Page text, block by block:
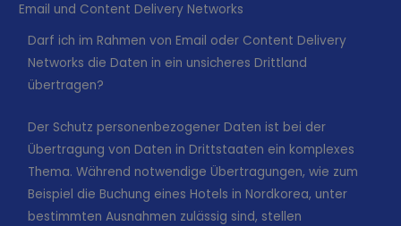
Email und Content Delivery Networks
Darf ich im Rahmen von Email oder Content Delivery
Networks die Daten in ein unsicheres Drittland
übertragen?
Der Schutz personenbezogener Daten ist bei der
Übertragung von Daten in Drittstaaten ein komplexes
Thema. Während notwendige Übertragungen, wie zum
Beispiel die Buchung eines Hotels in Nordkorea, unter
bestimmten Ausnahmen zulässig sind, stellen